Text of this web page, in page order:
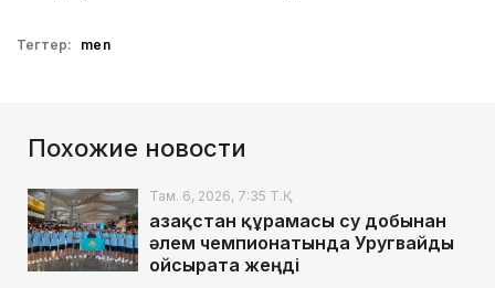
Тегтер: men
Похожие новости
Там. 6, 2026, 7:35 Т.Қ.
Қазақстан құрамасы су добынан
әлем чемпионатында Уругвайды
ойсырата жеңді